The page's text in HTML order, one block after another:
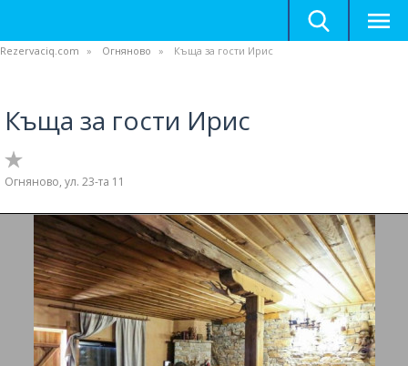
Rezervaciq.com Огняново Къща за гости Ирис
Къща за гости Ирис
Огняново, ул. 23-та 11